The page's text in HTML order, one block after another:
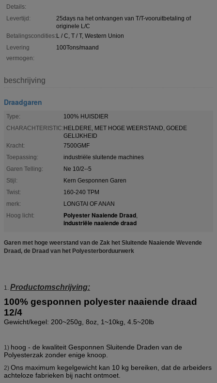
Details:
Levertijd:
25days na het ontvangen van T/T-vooruitbetaling of
originele L/C
Betalingscondities:L / C, T / T, Western Union
Levering
vermogen:
100Tons/maand
beschrijving
Draadgaren
Type:
100% HUISDIER
CHARACHTERISTIC:HELDERE, MET HOGE WEERSTAND, GOEDE
GELIJKHEID
Kracht:
7500GMF
Toepassing:
industriële sluitende machines
Garen Telling:
Ne 10/2--5
Stijl:
Kern Gesponnen Garen
Twist:
160-240 TPM
merk:
LONGTAI OF ANAN
Hoog licht:
Polyester Naaiende Draad,
industriële naaiende draad
Garen met hoge weerstand van de Zak het Sluitende Naaiende Wevende
Draad, de Draad van het Polyesterborduurwerk
1. Productomschrijving:
100% gesponnen polyester naaiende draad
12/4
Gewicht/kegel: 200~250g, 8oz, 1~10kg, 4.5~20lb
1) hoog - de kwaliteit Gesponnen Sluitende Draden van de
Polyesterzak zonder enige knoop.
2) Ons maximum kegelgewicht kan 10 kg bereiken, dat de arbeiders
achteloze fabrieken bij nacht ontmoet.